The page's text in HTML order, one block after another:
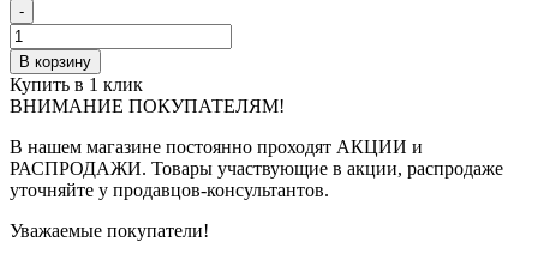
-
В корзину
Купить в 1 клик
ВНИМАНИЕ ПОКУПАТЕЛЯМ!
В нашем магазине постоянно проходят АКЦИИ и
РАСПРОДАЖИ. Товары участвующие в акции, распродаже
уточняйте у продавцов-консультантов.
Уважаемые покупатели!